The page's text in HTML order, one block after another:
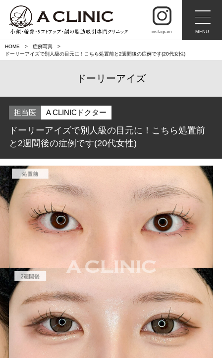
instagram MENU
HOME
症例写真
ドーリーアイズで別人級の目元に！こちら処置前と2週間後の症例です(20代女性)
ドーリーアイズ
担当医 A CLINICドクター
ドーリーアイズで別人級の目元に！こちら処置前
と2週間後の症例です(20代女性)